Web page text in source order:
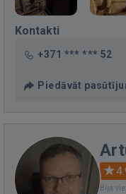
Kontakti
+371 *** *** 52
Piedāvāt
Bija